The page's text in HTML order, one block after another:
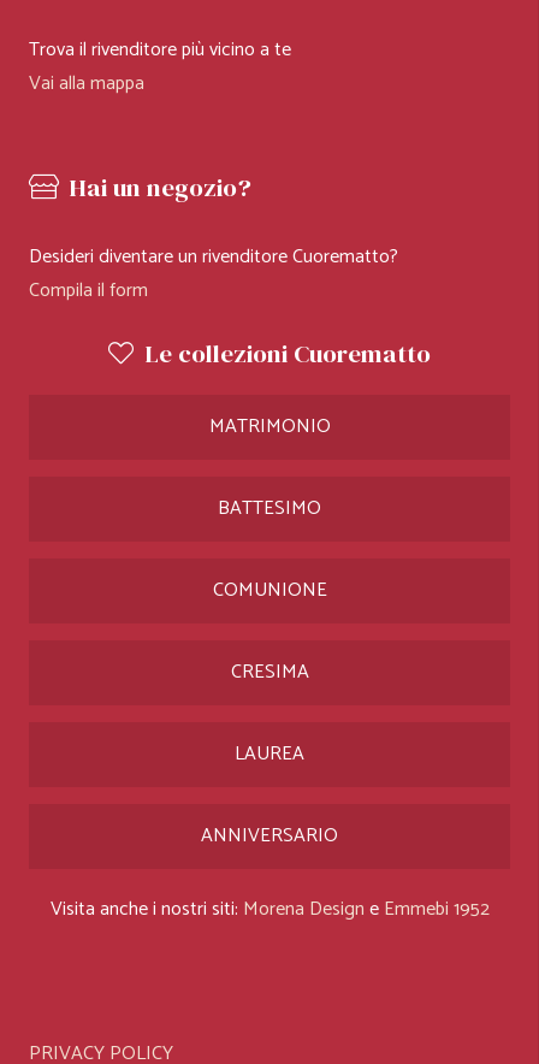
Trova il rivenditore più vicino a te
Vai alla mappa
Hai un negozio?
Desideri diventare un rivenditore Cuorematto?
Compila il form
Le collezioni Cuorematto
MATRIMONIO
BATTESIMO
COMUNIONE
CRESIMA
LAUREA
ANNIVERSARIO
Visita anche i nostri siti: Morena DesigneEmmebi 1952
PRIVACY POLICY